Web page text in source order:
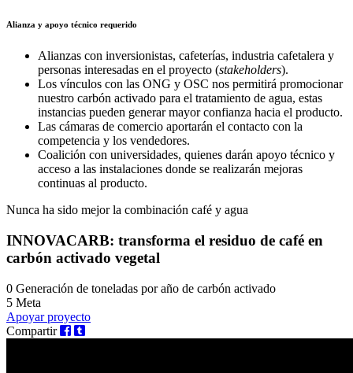
Alianza y apoyo técnico requerido
Alianzas con inversionistas, cafeterías, industria cafetalera y
personas interesadas en el proyecto (stakeholders).
Los vínculos con las ONG y OSC nos permitirá promocionar
nuestro carbón activado para el tratamiento de agua, estas
instancias pueden generar mayor confianza hacia el producto.
Las cámaras de comercio aportarán el contacto con la
competencia y los vendedores.
Coalición con universidades, quienes darán apoyo técnico y
acceso a las instalaciones donde se realizarán mejoras
continuas al producto.
Nunca ha sido mejor la combinación café y agua
INNOVACARB: transforma el residuo de café en
carbón activado vegetal
0 Generación de toneladas por año de carbón activado
5 Meta
Apoyar proyecto
Compartir